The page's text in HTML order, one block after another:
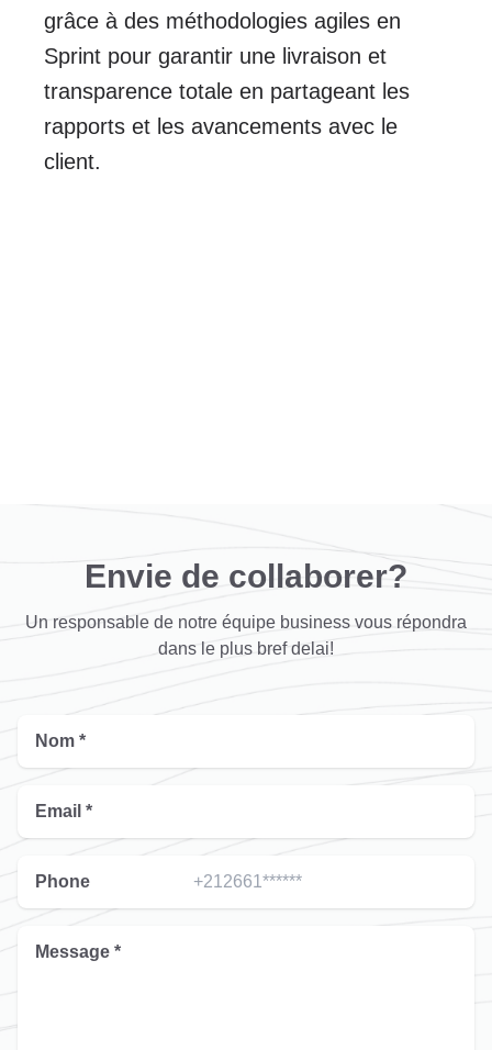
grâce à des méthodologies agiles en
Sprint pour garantir une livraison et
transparence totale en partageant les
rapports et les avancements avec le
client.
Envie de collaborer?
Un responsable de notre équipe business vous répondra
dans le plus bref delai!
Nom *
Email *
Phone
Message *